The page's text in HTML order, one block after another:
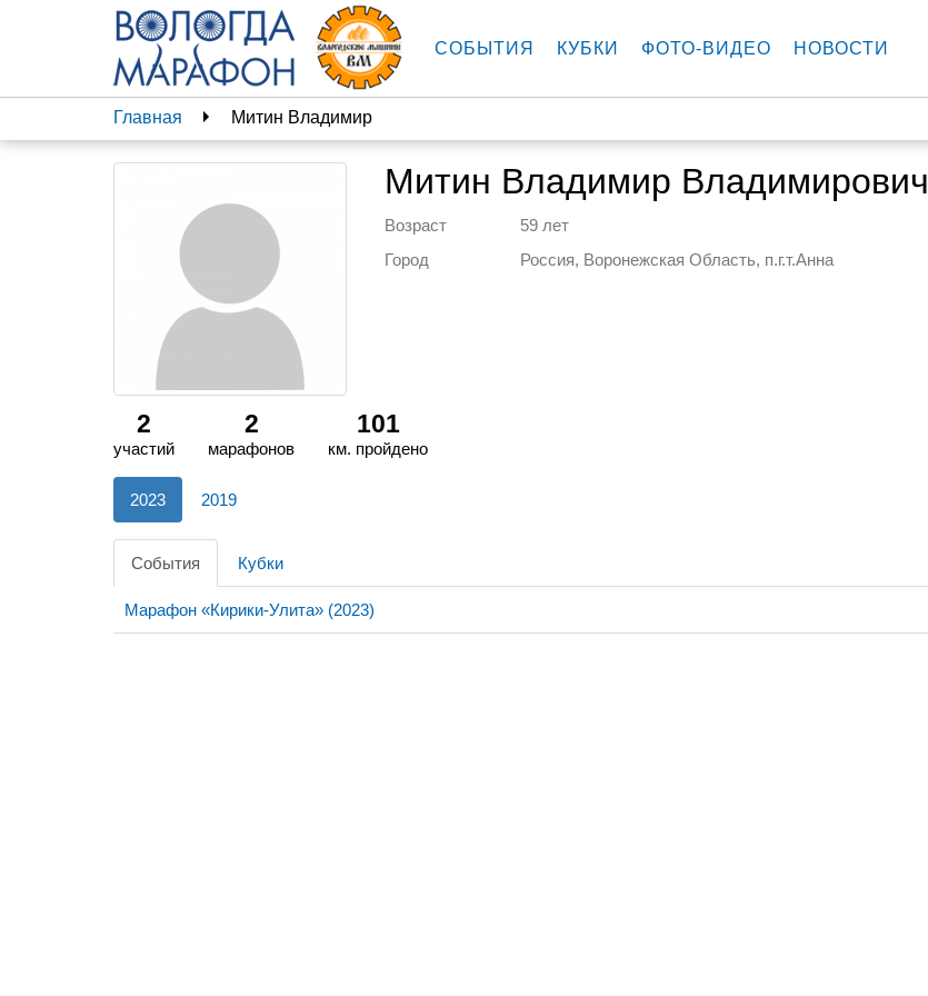
СОБЫТИЯ КУБКИ ФОТО-ВИДЕО НОВОСТИ
Главная Митин Владимир
Митин Владимир Владимирович
Возраст
59 лет
Город
Россия, Воронежская Область, п.г.т.Анна
2
участий
2
марафонов
101
км. пройдено
2023 2019
События Кубки
Марафон «Кирики-Улита» (2023)